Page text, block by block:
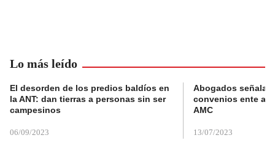
Lo más leído
El desorden de los predios baldíos en
la ANT: dan tierras a personas sin ser
campesinos
06/09/2023
Abogados
convenios ente
AMC
13/07/2023